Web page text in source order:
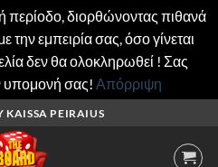
περίοδο, διορθώνοντας πιθανά
εμπειρία σας, όσο γίνεται
δεν θα ολοκληρωθεί ! Σας
υπομονή σας! Απόρριψη
KAISSA PEIRAIUS